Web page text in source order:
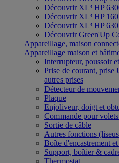
Découvrir XL³ HP
Découvrir XL³ HP 160
Découvrir XL³ HP 630
Découvrir Green'Up
Appareillage, maison
Appareillage maison et
Interrupteur, poussoir
Prise de courant,
autres prises
Détecteur de
Plaque
Enjoliveur, doigt et
Commande pour
Sortie de câble
Autres fonctions
Boîte d'encastrement
Support, boîtier &
Thermostat